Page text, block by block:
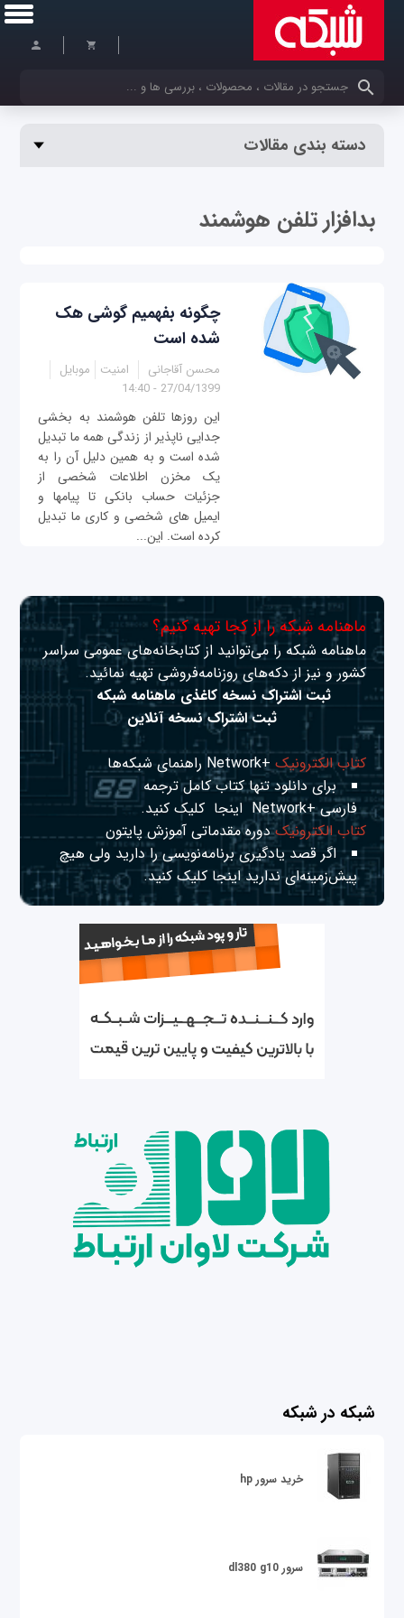
کلمات کلیدی خود را وارد کنید
دسته بندی مقالات
بدافزار تلفن هوشمند
چگونه بفهمیم گوشی هک
شده است
محسن آقاجانی امنیت
موبایل
27/04/1399 - 14:40
این روزها تلفن هوشمند به بخشی
جدایی ناپذیر از زندگی همه ما تبدیل
شده است و به همین دلیل آن را به
یک مخزن اطلاعات شخصی از
جزئیات حساب بانکی تا پیامها و
ایمیل های شخصی و کاری ما تبدیل
کرده است. این...
ماهنامه شبکه را از کجا تهیه کنیم؟
ماهنامه شبکه را می‌توانید از کتابخانه‌های عمومی سراسر
کشور و نیز از دکه‌های روزنامه‌فروشی تهیه نمائید.
ثبت اشتراک نسخه کاغذی ماهنامه شبکه
ثبت اشتراک نسخه آنلاین
کتاب الکترونیک+Network راهنمای شبکه‌ها
برای دانلود تنها کتاب کامل ترجمه
فارسی +Network
اینجا کلیک کنید.
کتاب الکترونیکدوره مقدماتی آموزش پایتون
اگر قصد یادگیری برنامه‌نویسی را دارید ولی هیچ
پیش‌زمینه‌ای نداریداینجا کلیک کنید.
شبکه در شبکه
خرید سرور hp
سرور dl380 g10